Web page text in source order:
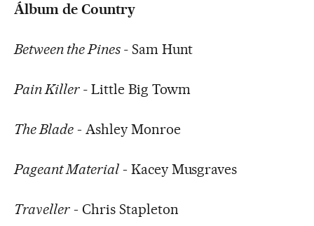
Álbum de Country
Between the Pines -Sam Hunt
Pain Killer -Little Big Towm
The Blade- Ashley Monroe
Pageant Material- Kacey Musgraves
Traveller- Chris Stapleton